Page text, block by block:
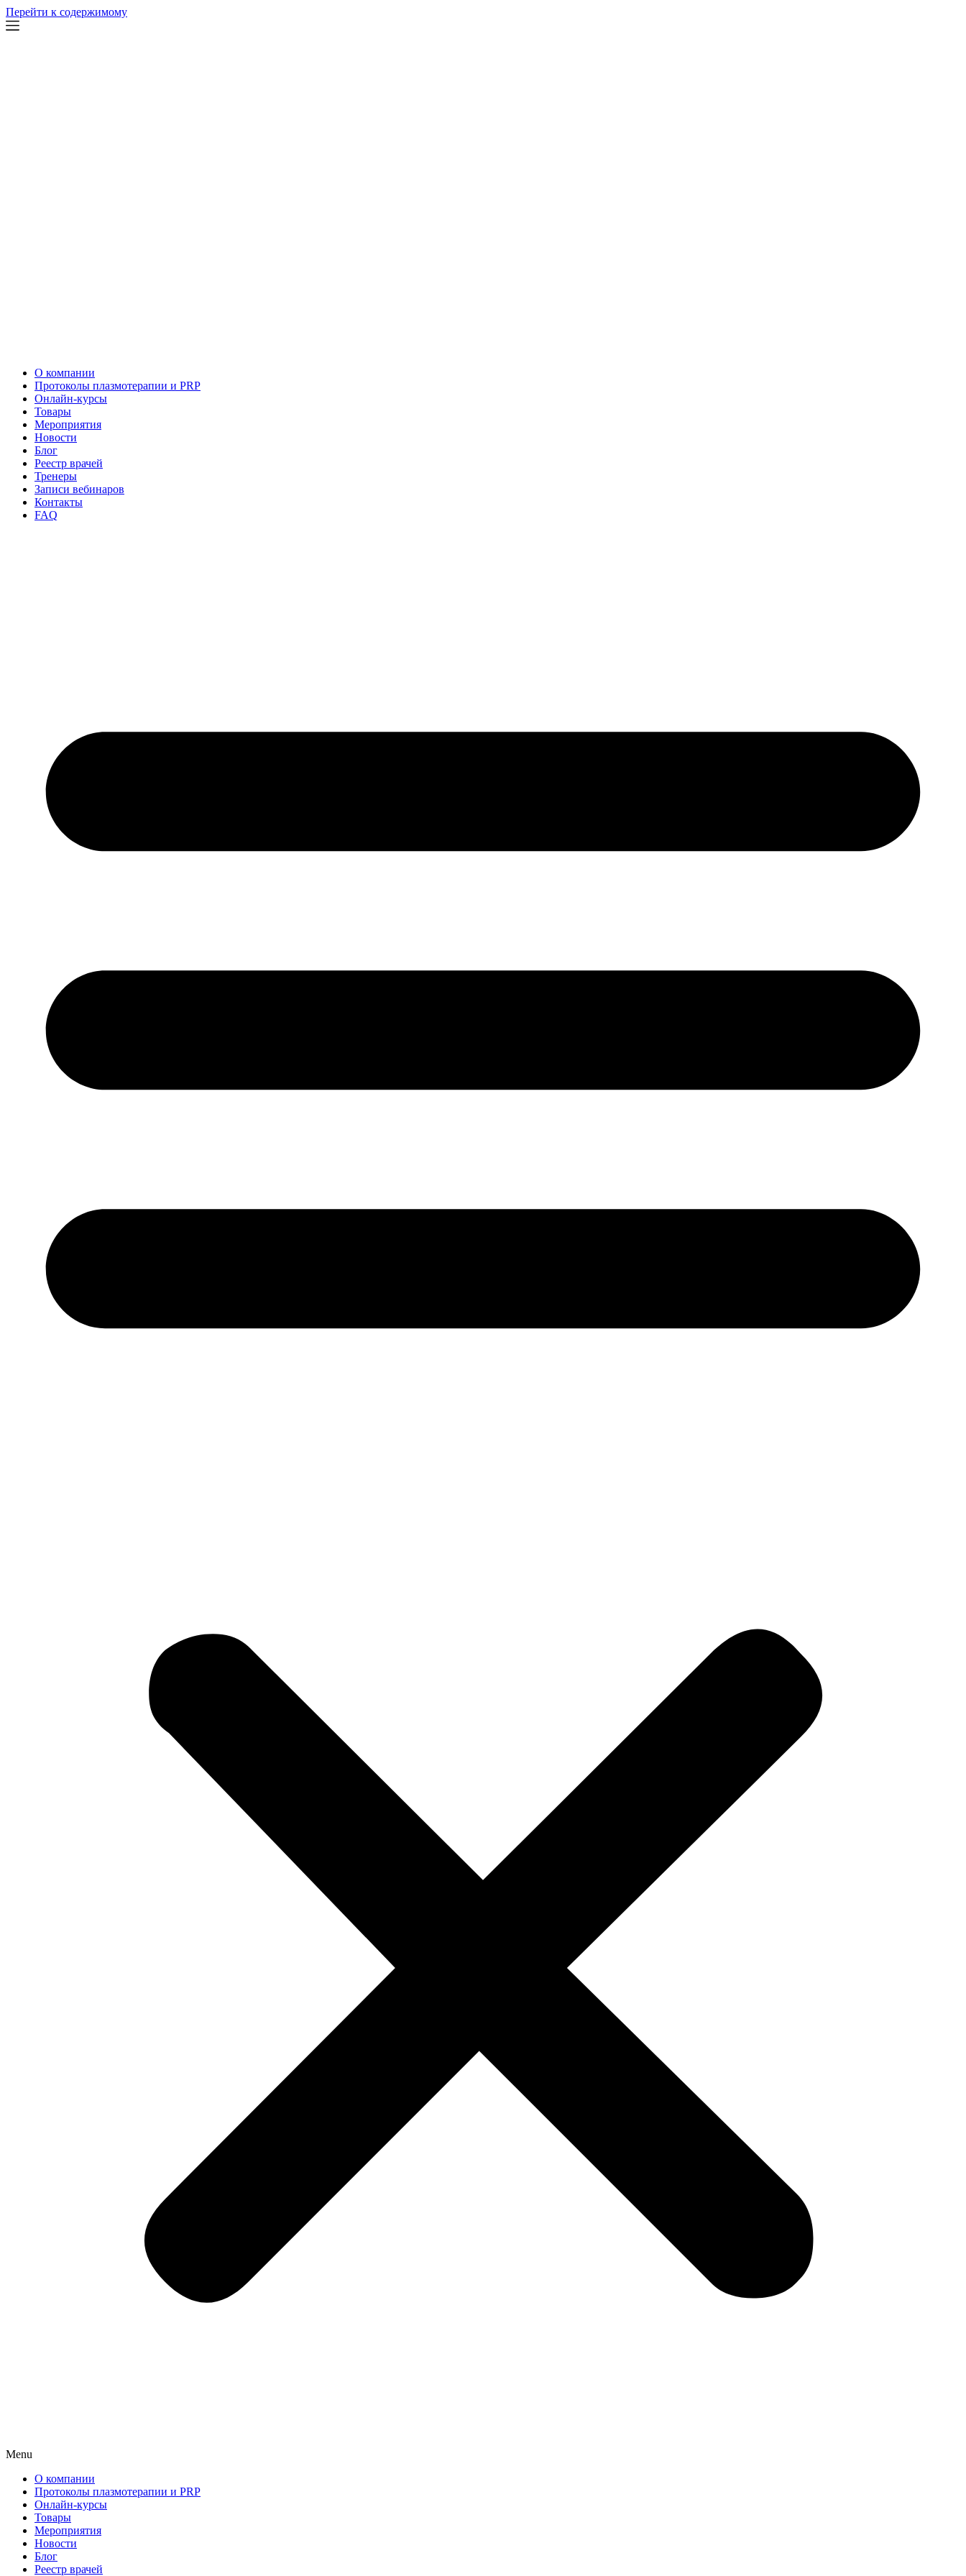
Перейти к содержимому
О компании
Протоколы плазмотерапии и PRP
Онлайн-курсы
Товары
Мероприятия
Новости
Блог
Реестр врачей
Тренеры
Записи вебинаров
Контакты
FAQ
Menu
О компании
Протоколы плазмотерапии и PRP
Онлайн-курсы
Товары
Мероприятия
Новости
Блог
Реестр врачей